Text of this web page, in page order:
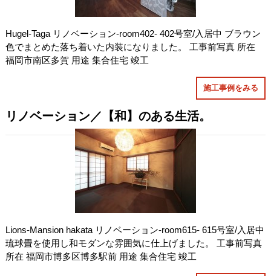
Hugel-Taga リノベーション-room402- 402号室/入居中 ブラウン
色でまとめた落ち着いた内装になりました。 工事前写真 所在
福岡市南区多賀 用途 集合住宅 竣工
施工事例をみる
リノベーション／【和】のある生活。
Lions-Mansion hakata リノベーション-room615- 615号室/入居中
琉球畳を使用し和モダンな雰囲気に仕上げました。 工事前写真
所在 福岡市博多区博多駅前 用途 集合住宅 竣工